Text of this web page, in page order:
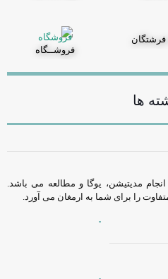
فرشتگان
فروشــگاه
ها
مدیتیشن، یوگا و مطالعه می باشد.
را برای شما به ارمغان می آورد.